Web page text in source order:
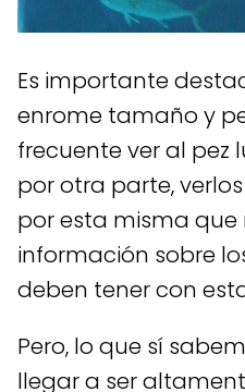
Es importante
enrome tamaño y
frecuente ver al pez
por otra parte,
por esta misma
información sobre
deben tener con
Pero, lo que sí
llegar a ser